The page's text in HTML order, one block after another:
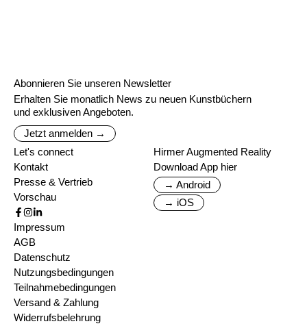
Abonnieren Sie unseren Newsletter
Erhalten Sie monatlich News zu neuen Kunstbüchern
und exklusiven Angeboten.
Jetzt anmelden →
Let's connect
Kontakt
Presse & Vertrieb
Vorschau
Hirmer Augmented Reality
Download App hier
→ Android
→ iOS
Impressum
AGB
Datenschutz
Nutzungsbedingungen
Teilnahmebedingungen
Versand & Zahlung
Widerrufsbelehrung